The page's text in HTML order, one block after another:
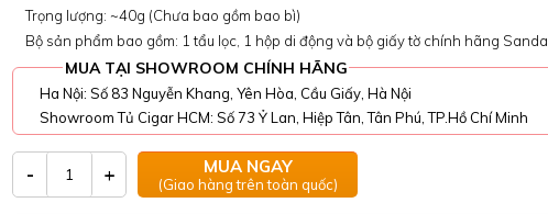
Trọng lượng: ~40g (Chưa bao gồm bao bì)
Bộ sản phẩm bao gồm: 1 tẩu lọc, 1 hộp di động và bộ giấy tờ chính hãng Sanda
MUA TẠI SHOWROOM CHÍNH HÃNG
Ha Nội: Số 83 Nguyễn Khang, Yên Hòa, Cầu Giấy, Hà Nội
Showroom Tủ Cigar HCM: Số 73 Ỷ Lan, Hiệp Tân, Tân Phú, TP.Hồ Chí Minh
- + MUA NGAY
(Giao hàng trên toàn quốc)